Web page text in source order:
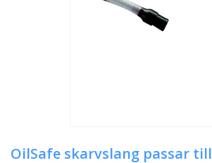
OilSafe skarvslang passar till